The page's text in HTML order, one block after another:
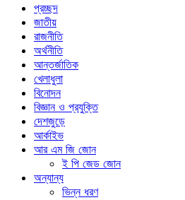
প্রচ্ছদ
জাতীয়
রাজনীতি
অর্থনীতি
আন্তর্জাতিক
খেলাধুলা
বিনোদন
বিজ্ঞান ও প্রযুক্তি
দেশজুড়ে
আর্কাইভ
আর এম জি জোন
ই পি জেড জোন
অন্যান্য
ভিন্ন ধরণ